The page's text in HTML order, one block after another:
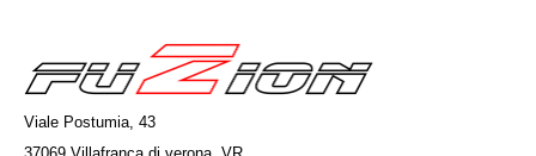
Viale Postumia, 43